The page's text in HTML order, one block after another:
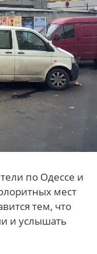
по Одессе и
мест
тем, что
и услышать